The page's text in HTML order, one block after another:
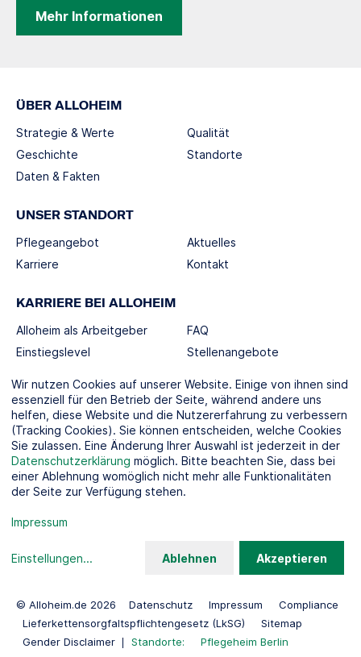
Mehr Informationen
ÜBER ALLOHEIM
Strategie & Werte
Geschichte
Daten & Fakten
Qualität
Standorte
UNSER STANDORT
Pflegeangebot
Karriere
Aktuelles
Kontakt
KARRIERE BEI ALLOHEIM
Alloheim als Arbeitgeber
Einstiegslevel
FAQ
Stellenangebote
SOCIAL MEDIA
KOOPERATIONSPARTNER
© Alloheim.de 2026 Datenschutz Impressum
Compliance
Lieferkettensorgfaltspflichtengesetz (LkSG)
Sitemap
Gender Disclaimer
Standorte:
Pflegeheim Berlin
Wir nutzen Cookies auf unserer Website. Einige von ihnen sind
essenziell für den Betrieb der Seite, während andere uns
helfen, diese Website und die Nutzererfahrung zu verbessern
(Tracking Cookies). Sie können entscheiden, welche Cookies
Sie zulassen. Eine Änderung Ihrer Auswahl ist jederzeit in der
Datenschutzerklärung möglich. Bitte beachten Sie, dass bei
einer Ablehnung womöglich nicht mehr alle Funktionalitäten
der Seite zur Verfügung stehen.
Impressum
Einstellungen... Ablehnen Akzeptieren